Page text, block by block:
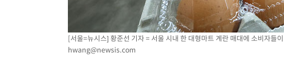
[서울=뉴시스] 황준선 기자 = 서울 시내 한 대형마트 계란 매대에 소비자들
hwang@newsis.com